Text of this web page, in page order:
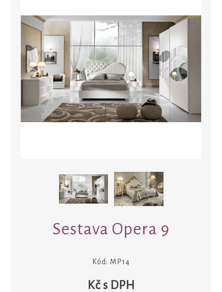
Sestava Opera 9
Kód: MP14
Kč s DPH